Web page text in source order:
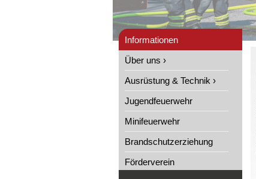
Informationen
Über uns ›
Ausrüstung & Technik ›
Jugendfeuerwehr
Minifeuerwehr
Brandschutzerziehung
Förderverein